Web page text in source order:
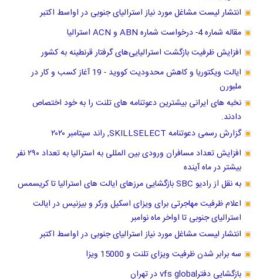
انتشار لیست مشاغل مورد نیاز استرالیای جنوبی در اواسط اکتبر
مقاله شماره 4- درخواست شماره ABN و ACN استرالیا
افزایش ظرفیت بازگشت استرالیایی‌های گرفتار قرنطینه به کشور
ایالت ویکتوریا و کاهش محدودیت کووید - 19 آغاز کسب و کار در
ملبورن
نخبه های ایرانی بیشترین دعوتنامه های تلنت را به خود اختصاص
دادند.
گزارش رسمی دعوتنامه SKILLSELECT, راند سپتامبر ۲۰۲۰
افزایش تعداد مسافران ورودی بین المللی به استرالیا به تعداد ۲۹۰ نفر
بیشتر در ماه آینده
به نقل از رادیو SBC بازگشایی مرزهای ایالت های استرالیا تا کریسمس
اعلام ظرفیت مهاجرتی برای ویزای اسکیل ورکر و بیزنیس در ایالت
استرالیای جنوبی تا اواخر ماه نوامبر
انتشار لیست مشاغل مورد نیاز استرالیای جنوبی در اواسط اکتبر
سه برابر شدن ظرفیت ویزای تلنت و 15000 ویزا
بازگشایی دفترvfs global در تهران